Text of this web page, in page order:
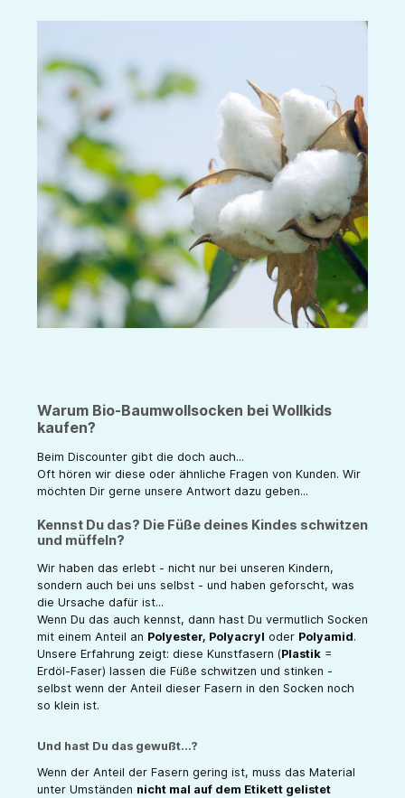
Warum Bio-Baumwollsocken bei Wollkids
kaufen?
Beim Discounter gibt die doch auch...
Oft hören wir diese oder ähnliche Fragen von Kunden. Wir
möchten Dir gerne unsere Antwort dazu geben...
Kennst Du das? Die Füße deines Kindes schwitzen
und müffeln?
Wir haben das erlebt - nicht nur bei unseren Kindern,
sondern auch bei uns selbst - und haben geforscht, was
die Ursache dafür ist...
Wenn Du das auch kennst, dann hast Du vermutlich Socken
mit einem Anteil an Polyester, Polyacryl oder Polyamid.
Unsere Erfahrung zeigt: diese Kunstfasern (Plastik =
Erdöl-Faser) lassen die Füße schwitzen und stinken -
selbst wenn der Anteil dieser Fasern in den Socken noch
so klein ist.
Und hast Du das gewußt...?
Wenn der Anteil der Fasern gering ist, muss das Material
unter Umständen nicht mal auf dem Etikett gelistet